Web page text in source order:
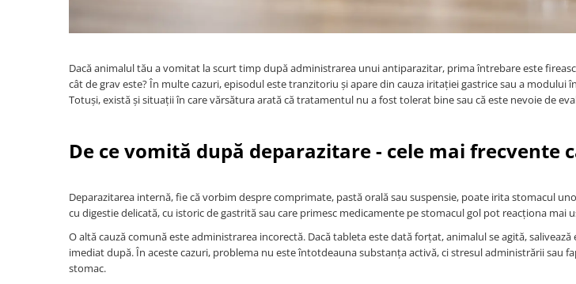
Dacă animalul tău a vomitat la scurt timp după administrarea unui antiparazitar, prima întrebare este
cât de grav este? În multe cazuri, episodul este tranzitoriu și apare din cauza iritației gastrice sau a modului
Totuși, există și situații în care vărsătura arată că tratamentul nu a fost tolerat bine sau că este nevoie de
De ce vomită după deparazitare - cele mai frecvente
Deparazitarea internă, fie că vorbim despre comprimate, pastă orală sau suspensie, poate irita stomacul
cu digestie delicată, cu istoric de gastrită sau care primesc medicamente pe stomacul gol pot reacționa mai
O altă cauză comună este administrarea incorectă. Dacă tableta este dată forțat, animalul se agită,
imediat după. În aceste cazuri, problema nu este întotdeauna substanța activă, ci stresul administrării sau
stomac.